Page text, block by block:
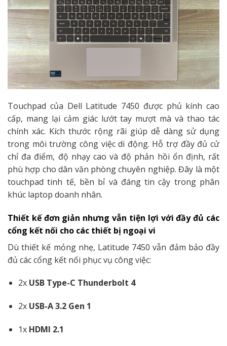
Touchpad của Dell Latitude 7450 được phủ kính cao
cấp, mang lại cảm giác lướt tay mượt mà và thao tác
chính xác. Kích thước rộng rãi giúp dễ dàng sử dụng
trong môi trường công việc di động. Hỗ trợ đầy đủ cử
chỉ đa điểm, độ nhạy cao và độ phản hồi ổn định, rất
phù hợp cho dân văn phòng chuyên nghiệp. Đây là một
touchpad tinh tế, bền bỉ và đáng tin cậy trong phân
khúc laptop doanh nhân.
Thiết kế đơn giản nhưng vẫn tiện lợi với đầy đủ các
cổng kết nối cho các thiết bị ngoại vi
Dù thiết kế mỏng nhẹ, Latitude 7450 vẫn đảm bảo đầy
đủ các cổng kết nối phục vụ công việc:
2x USB Type-C Thunderbolt 4
2x USB-A 3.2 Gen 1
1x HDMI 2.1